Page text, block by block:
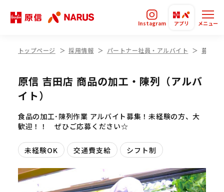
Instagram アプリ メニュー
トップページ 採用情報 パートナー社員・アルバイト 募集要
原信 吉田店 商品の加工・陳列（アルバ
イト）
食品の加工･陳列作業 アルバイト募集！未経験の方、大
歓迎！！ ぜひご応募ください☆
未経験OK 交通費支給 シフト制